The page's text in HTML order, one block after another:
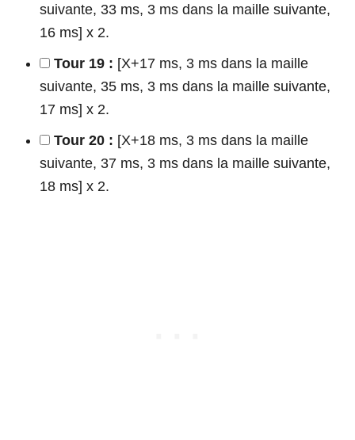
suivante, 33 ms, 3 ms dans la maille suivante,
16 ms] x 2.
Tour 19 : [X+17 ms, 3 ms dans la maille
suivante, 35 ms, 3 ms dans la maille suivante,
17 ms] x 2.
Tour 20 : [X+18 ms, 3 ms dans la maille
suivante, 37 ms, 3 ms dans la maille suivante,
18 ms] x 2.